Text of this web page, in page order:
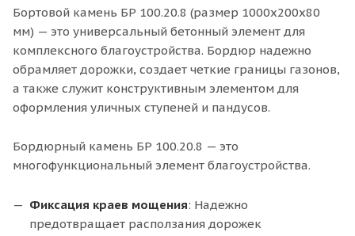
Бортовой камень БР 100.20.8 (размер 1000х200х80
мм) — это универсальный бетонный элемент для
комплексного благоустройства. Бордюр надежно
обрамляет дорожки, создает четкие границы газонов,
а также служит конструктивным элементом для
оформления уличных ступеней и пандусов.
Бордюрный камень БР 100.20.8 — это
многофункциональный элемент благоустройства.
Фиксация краев мощения: Надежно
предотвращает расползания дорожек